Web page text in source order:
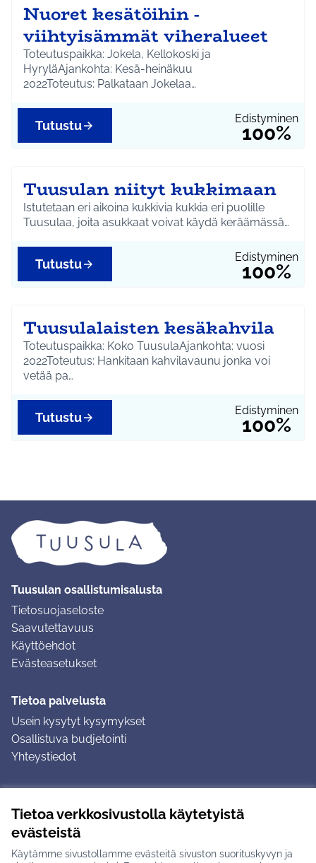
Tietoa verkkosivustolla käytetyistä
evästeistä
Käytämme sivustollamme evästeitä sivuston suorituskyvyn ja
Nuoret kesätöihin -
viihtyisämmät viheralueet
Toteutuspaikka: Jokela, Kellokoski ja
HyryläAjankohta: Kesä-heinäkuu
2022Toteutus: Palkataan Jokelaa…
Edistyminen
100%
Tutustu
Tuusulan niityt kukkimaan
Istutetaan eri aikoina kukkivia kukkia eri puolille
Tuusulaa, joita asukkaat voivat käydä keräämässä…
Edistyminen
100%
Tutustu
Tuusulalaisten kesäkahvila
Toteutuspaikka: Koko TuusulaAjankohta: vuosi
2022Toteutus: Hankitaan kahvilavaunu jonka voi
vetää pa…
Edistyminen
100%
Tutustu
Tuusulan osallistumisalusta
Tietosuojaseloste
Saavutettavuus
Käyttöehdot
Evästeasetukset
Tietoa palvelusta
Usein kysytyt kysymykset
Osallistuva budjetointi
Yhteystiedot
Ohjeet kirjautumiseen
Ohjeet kommentin jättämiseen